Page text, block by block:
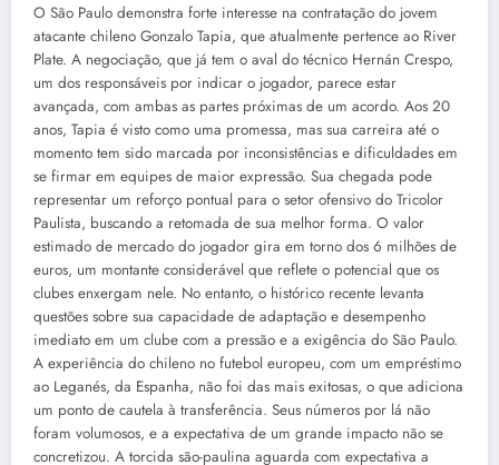
O São Paulo demonstra forte interesse na contratação do jovem
atacante chileno Gonzalo Tapia, que atualmente pertence ao River
Plate. A negociação, que já tem o aval do técnico Hernán Crespo,
um dos responsáveis por indicar o jogador, parece estar
avançada, com ambas as partes próximas de um acordo. Aos 20
anos, Tapia é visto como uma promessa, mas sua carreira até o
momento tem sido marcada por inconsistências e dificuldades em
se firmar em equipes de maior expressão. Sua chegada pode
representar um reforço pontual para o setor ofensivo do Tricolor
Paulista, buscando a retomada de sua melhor forma. O valor
estimado de mercado do jogador gira em torno dos 6 milhões de
euros, um montante considerável que reflete o potencial que os
clubes enxergam nele. No entanto, o histórico recente levanta
questões sobre sua capacidade de adaptação e desempenho
imediato em um clube com a pressão e a exigência do São Paulo.
A experiência do chileno no futebol europeu, com um empréstimo
ao Leganés, da Espanha, não foi das mais exitosas, o que adiciona
um ponto de cautela à transferência. Seus números por lá não
foram volumosos, e a expectativa de um grande impacto não se
concretizou. A torcida são-paulina aguarda com expectativa a